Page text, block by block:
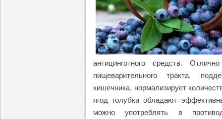
антицинготного средств.
пищеварительного тракта,
кишечника, нормализирует
ягод голубки обладают
можно употреблять в